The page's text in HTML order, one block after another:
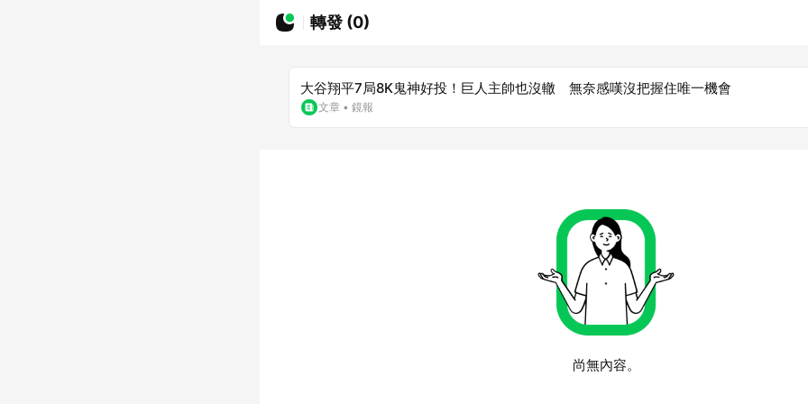
轉發 (0)
大谷翔平7局8K鬼神好投！巨人主帥也沒轍 無奈感嘆沒把握住唯一機會
文章 • 鏡報
尚無內容。